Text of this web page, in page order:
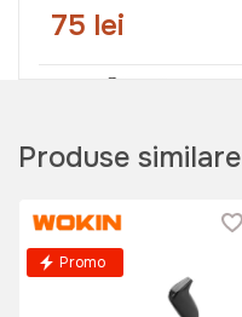
75 lei
250 lei
Produse similare
Promo